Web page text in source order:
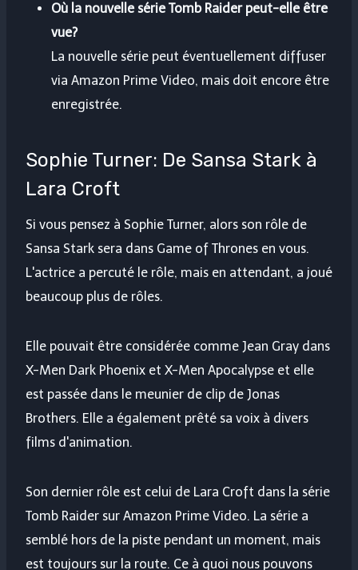
Où la nouvelle série Tomb Raider peut-elle être
vue?
La nouvelle série peut éventuellement diffuser
via Amazon Prime Video, mais doit encore être
enregistrée.
Sophie Turner: De Sansa Stark à
Lara Croft
Si vous pensez à Sophie Turner, alors son rôle de
Sansa Stark sera dans Game of Thrones en vous.
L'actrice a percuté le rôle, mais en attendant, a joué
beaucoup plus de rôles.
Elle pouvait être considérée comme Jean Gray dans
X-Men Dark Phoenix et X-Men Apocalypse et elle
est passée dans le meunier de clip de Jonas
Brothers. Elle a également prêté sa voix à divers
films d'animation.
Son dernier rôle est celui de Lara Croft dans la série
Tomb Raider sur Amazon Prime Video. La série a
semblé hors de la piste pendant un moment, mais
est toujours sur la route. Ce à quoi nous pouvons